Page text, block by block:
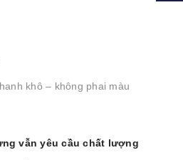
khô – không phai màu
vẫn yêu cầu chất lượng